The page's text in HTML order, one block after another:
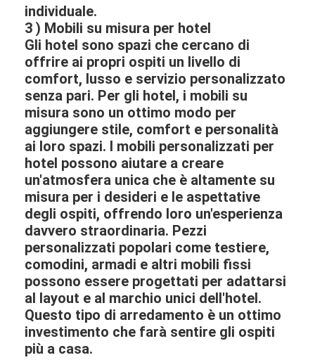
individuale.
3 ) Mobili su misura per hotel
​Gli hotel sono spazi che cercano di
offrire ai propri ospiti un livello di
comfort, lusso e servizio personalizzato
senza pari. Per gli hotel, i mobili su
misura sono un ottimo modo per
aggiungere stile, comfort e personalità
ai loro spazi. I mobili personalizzati per
hotel possono aiutare a creare
un'atmosfera unica che è altamente su
misura per i desideri e le aspettative
degli ospiti, offrendo loro un'esperienza
davvero straordinaria. Pezzi
personalizzati popolari come testiere,
comodini, armadi e altri mobili fissi
possono essere progettati per adattarsi
al layout e al marchio unici dell'hotel.
Questo tipo di arredamento è un ottimo
investimento che farà sentire gli ospiti
più a casa.